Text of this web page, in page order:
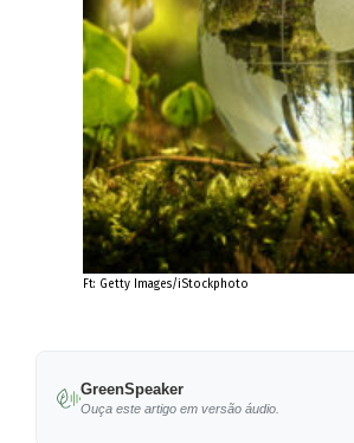
Ft: Getty Images/iStockphoto
GreenSpeaker
Ouça este artigo em versão áudio.